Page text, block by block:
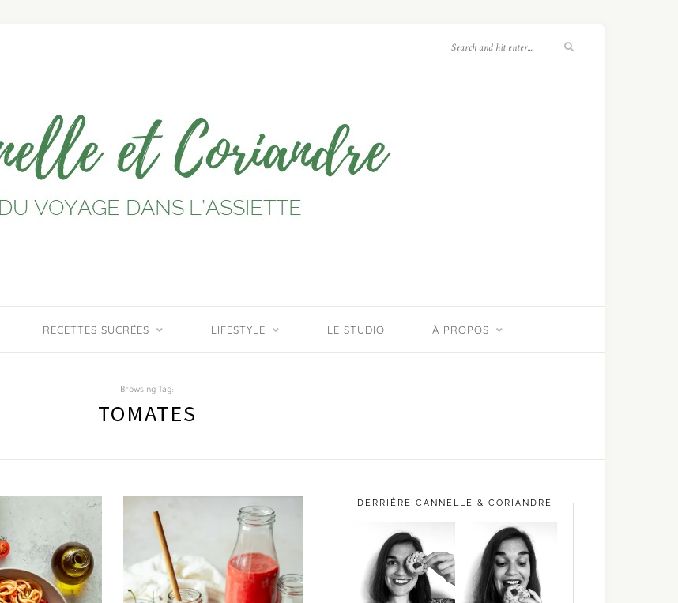
RECETTES SUCRÉES LIFESTYLE LE STUDIO À PROPOS
Browsing Tag:
TOMATES
DERRIÈRE CANNELLE & CORIANDRE